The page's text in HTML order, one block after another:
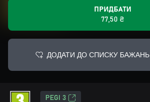
ПРИДБАТИ
77,50 ₴
ДОДАТИ ДО СПИСКУ БАЖАНЬ
PEGI 3